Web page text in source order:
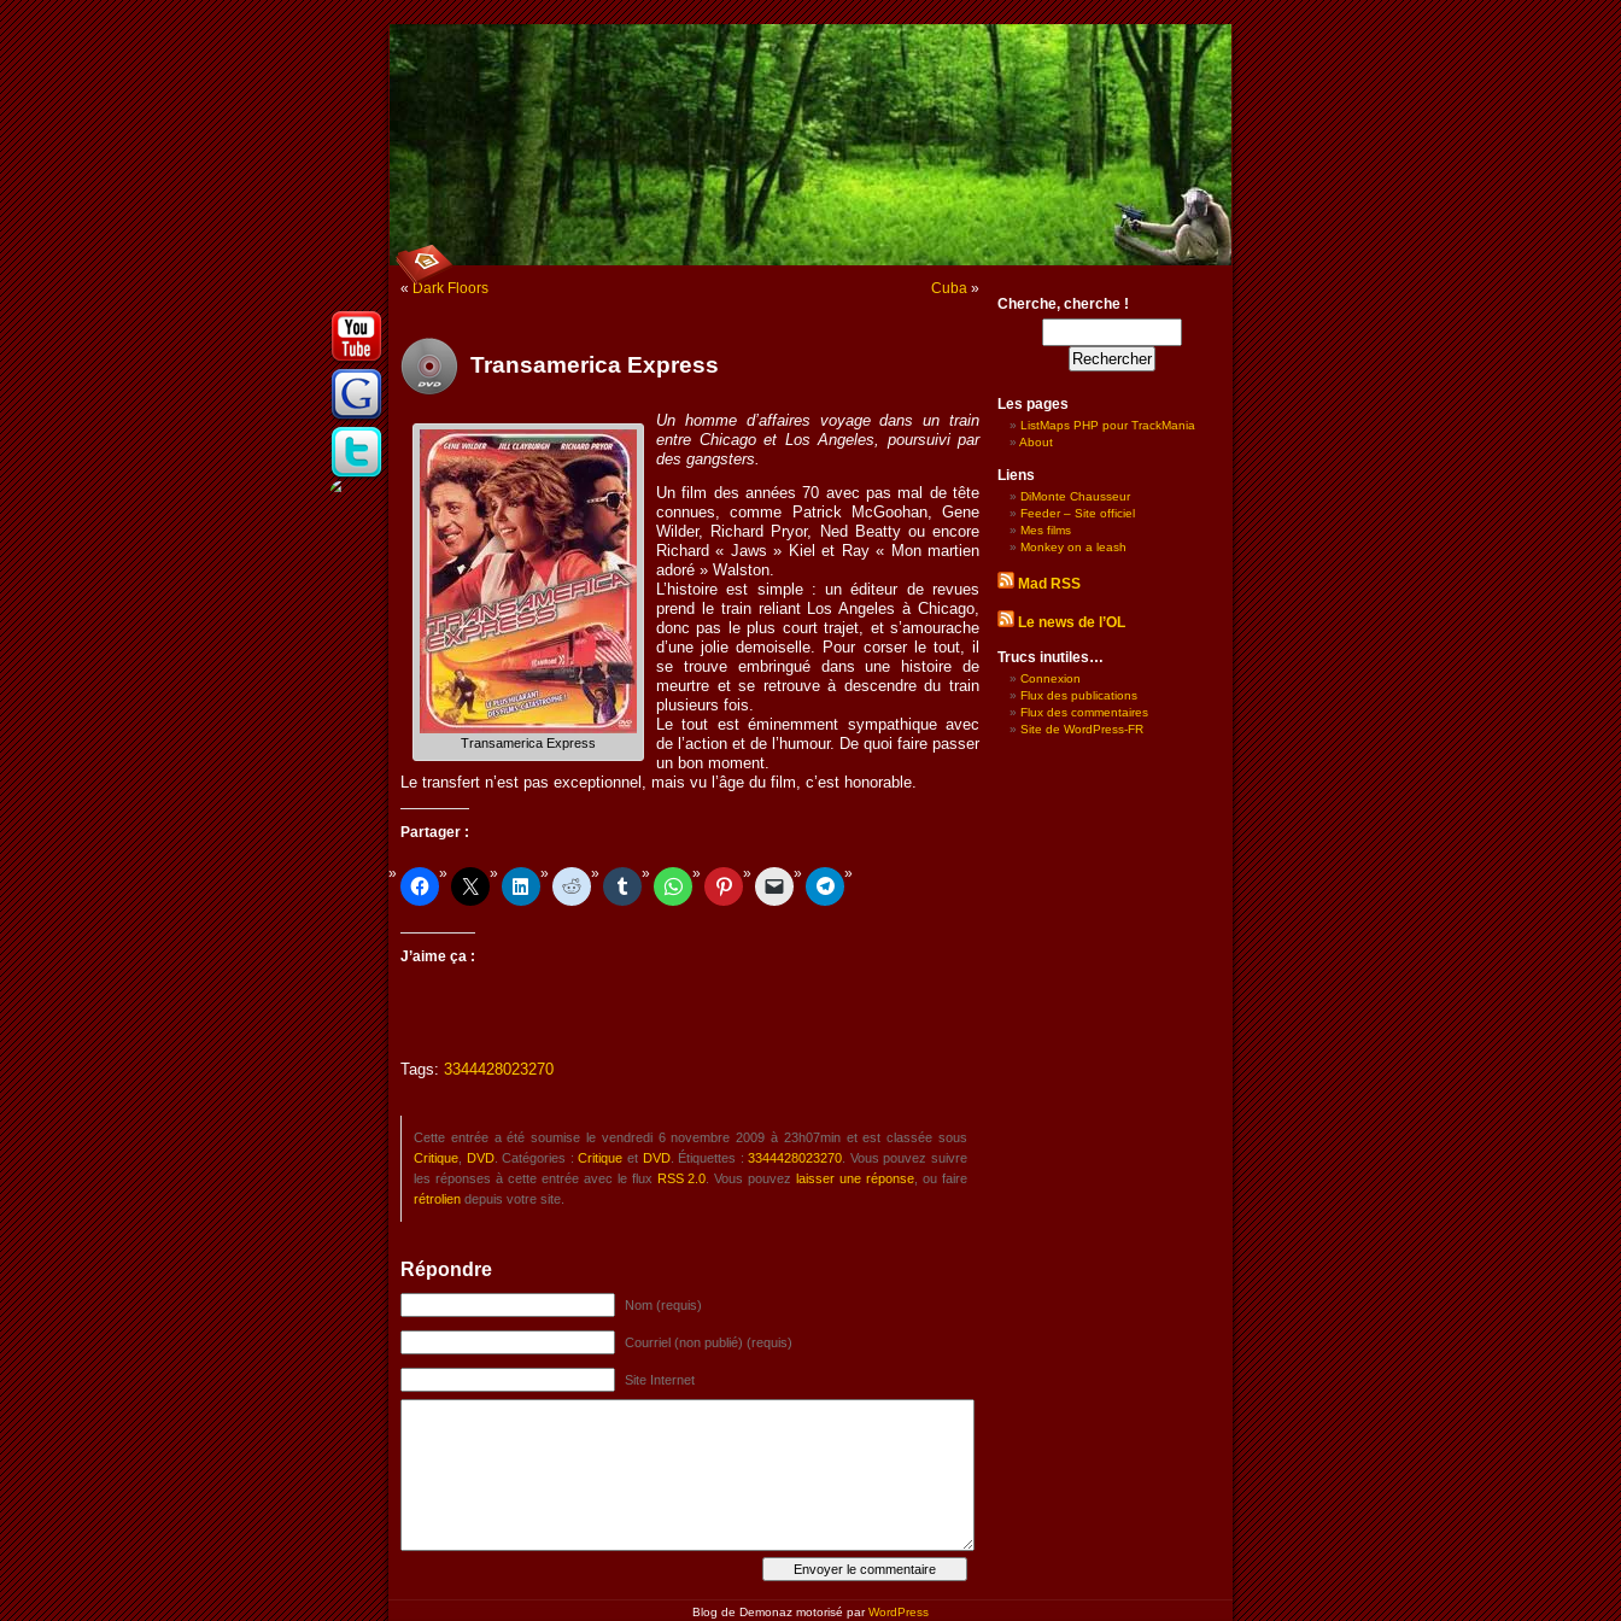
« Dark Floors Cuba »
Transamerica Express
Transamerica Express
Un homme d’affaires voyage dans un train
entre Chicago et Los Angeles, poursuivi par
des gangsters.
Un film des années 70 avec pas mal de tête
connues, comme Patrick McGoohan, Gene
Wilder, Richard Pryor, Ned Beatty ou encore
Richard « Jaws » Kiel et Ray « Mon martien
adoré » Walston.
L’histoire est simple : un éditeur de revues
prend le train reliant Los Angeles à Chicago,
donc pas le plus court trajet, et s’amourache
d’une jolie demoiselle. Pour corser le tout, il
se trouve embringué dans une histoire de
meurtre et se retrouve à descendre du train
plusieurs fois.
Le tout est éminemment sympathique avec
de l’action et de l’humour. De quoi faire passer
un bon moment.
Le transfert n’est pas exceptionnel, mais vu l’âge du film, c’est honorable.
Partager :
J’aime ça :
Tags: 3344428023270
Cette entrée a été soumise le vendredi 6 novembre 2009 à 23h07min et est classée sous
Critique
DVD. Catégories :Critique et DVD. Étiquettes :3344428023270 . Vous pouvez suivre
les réponses à cette entrée avec le flux RSS 2.0 . Vous pouvez laisser une réponse , ou faire
rétrolien depuis votre site.
Répondre
Nom (requis)
Courriel (non publié) (requis)
Site Internet
Cherche, cherche !
Les pages
ListMaps PHP pour TrackMania
About
Liens
DiMonte Chausseur
Feeder – Site officiel
Mes films
Monkey on a leash
Mad RSS
Le news de l’OL
Trucs inutiles…
Connexion
Flux des publications
Flux des commentaires
Site de WordPress-FR
Blog de Demonaz motorisé parWordPress